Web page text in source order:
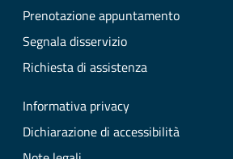
Prenotazione appuntamento
Segnala disservizio
Richiesta di assistenza
Informativa privacy
Dichiarazione di accessibilità